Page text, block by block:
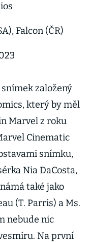
Falcon (ČR)
založený
který by měl
Marvel z roku
Cinematic
snímku,
Nia DaCosta,
také jako
(T. Parris) a Ms.
nebude nic
Na první